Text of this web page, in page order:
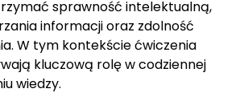
sprawność intelektualną,
informacji oraz zdolność
W tym kontekście ćwiczenia
kluczową rolę w codziennej
wiedzy.